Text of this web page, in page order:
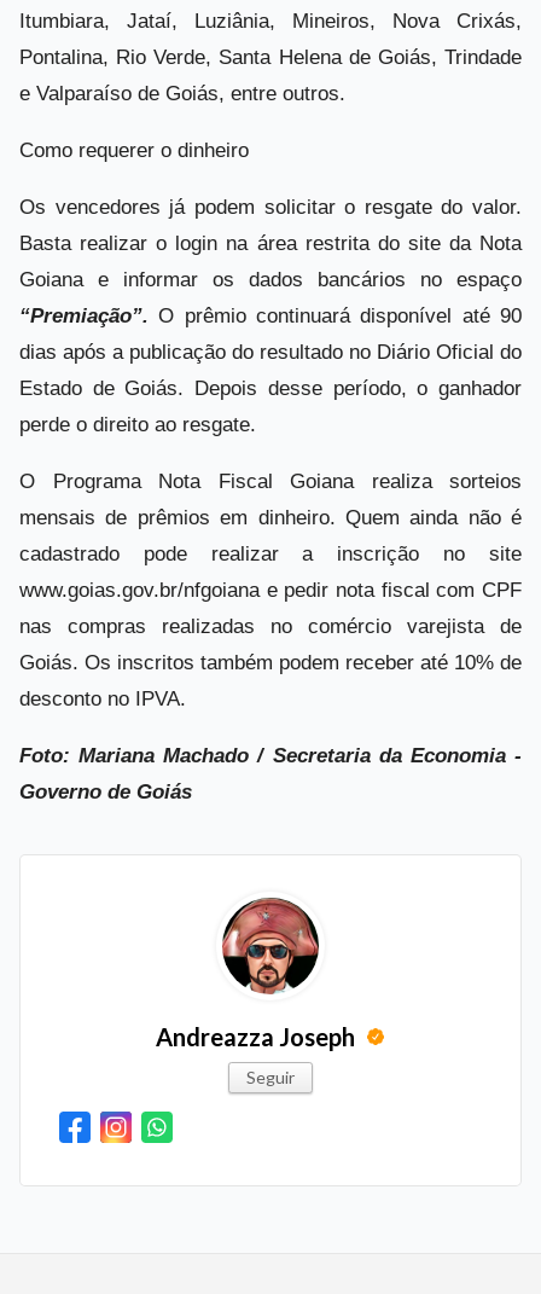
Itumbiara, Jataí, Luziânia, Mineiros, Nova Crixás,
Pontalina, Rio Verde, Santa Helena de Goiás, Trindade
e Valparaíso de Goiás, entre outros.
Como requerer o dinheiro
Os vencedores já podem solicitar o resgate do valor.
Basta realizar o login na área restrita do site da Nota
Goiana e informar os dados bancários no espaço
“Premiação”. O prêmio continuará disponível até 90
dias após a publicação do resultado no Diário Oficial do
Estado de Goiás. Depois desse período, o ganhador
perde o direito ao resgate.
O Programa Nota Fiscal Goiana realiza sorteios
mensais de prêmios em dinheiro. Quem ainda não é
cadastrado pode realizar a inscrição no site
www.goias.gov.br/nfgoiana e pedir nota fiscal com CPF
nas compras realizadas no comércio varejista de
Goiás. Os inscritos também podem receber até 10% de
desconto no IPVA.
Foto: Mariana Machado / Secretaria da Economia -
Governo de Goiás
Andreazza Joseph
Seguir